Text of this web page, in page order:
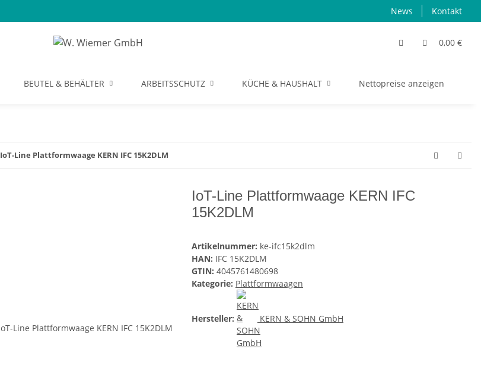
News Kontakt
0,00 €
BEUTEL & BEHÄLTER ARBEITSSCHUTZ KÜCHE & HAUSHALT Nettopreise anzeigen
IoT-Line Plattformwaage KERN IFC 15K2DLM
IoT-Line Plattformwaage KERN IFC
15K2DLM
Artikelnummer: ke-ifc15k2dlm
HAN: IFC 15K2DLM
GTIN: 4045761480698
Kategorie: Plattformwaagen
Hersteller: KERN & SOHN GmbH